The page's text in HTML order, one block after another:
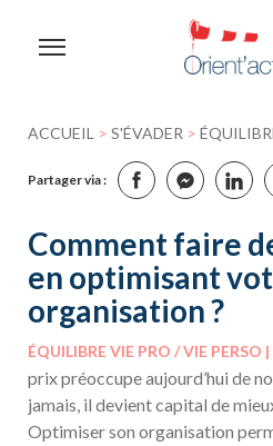
ACCUEIL > S'ÉVADER >
Partager via :
Comment faire
en optimisant
organisation ?
ÉQUILIBRE VIE PRO / VIE PERSO
prix préoccupe aujourd’hui de
jamais, il devient capital de
Optimiser son organisation